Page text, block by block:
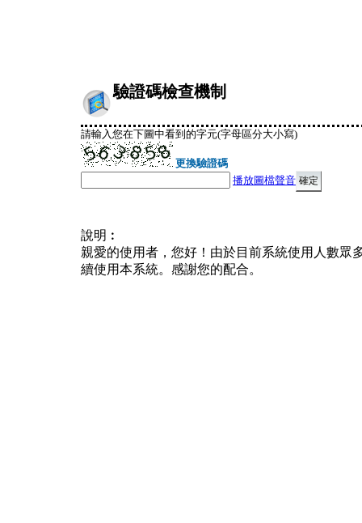
驗證碼檢查機制
請輸入您在下圖中看到的字元(字母區分大小寫)
更換驗證碼
播放圖檔聲音
說明︰
親愛的使用者，您好！由於目前系統使用人數眾
續使用本系統。感謝您的配合。